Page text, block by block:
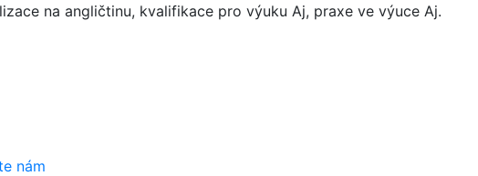
na angličtinu, kvalifikace pro výuku Aj, praxe ve výuce Aj.
nám